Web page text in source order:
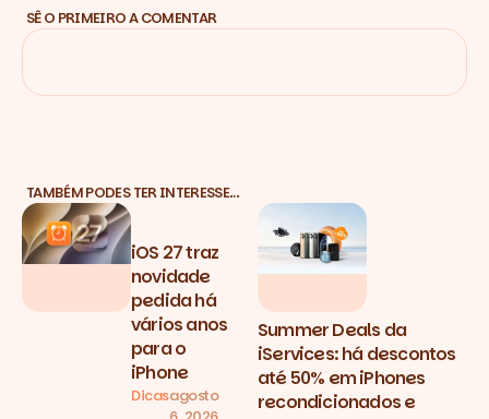
SÊ O PRIMEIRO A COMENTAR
TAMBÉM PODES TER INTERESSE…
iOS 27 traz
novidade
pedida há
vários anos
para o
iPhone
Dicasagosto
Summer Deals da
iServices: há descontos
até 50% em iPhones
recondicionados e